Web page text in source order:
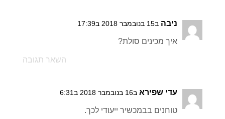
ניבה ב15 בנובמבר 2018 ב17:39
איך מכינים סולת?
השאר תגובה
עדי שפירא ב16 בנובמבר 2018 ב6:31
טוחנים בבמכשיר ייעודי לכך.